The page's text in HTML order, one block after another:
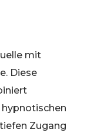
mit
Diese
Zugang